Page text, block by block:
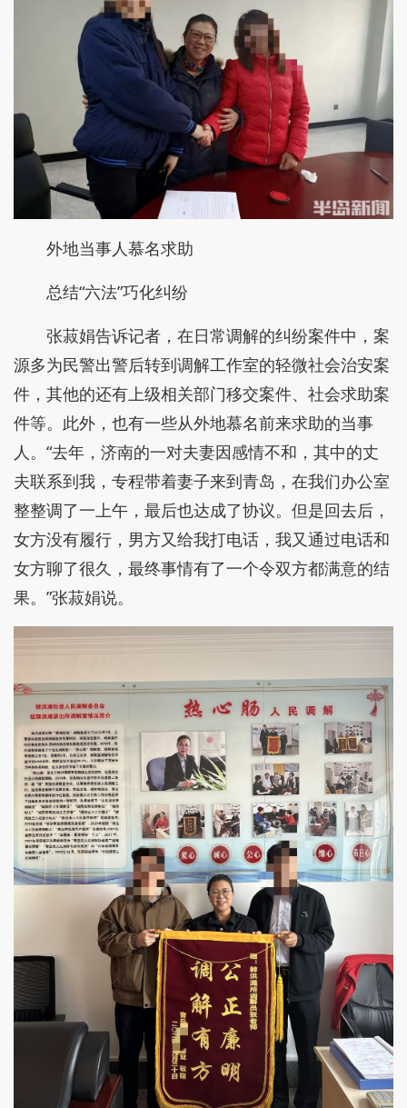
外地当事人慕名求助
总结“六法”巧化纠纷
张菽娟告诉记者，在日常调解的纠纷案件中，案
源多为民警出警后转到调解工作室的轻微社会治安案
件，其他的还有上级相关部门移交案件、社会求助案
件等。此外，也有一些从外地慕名前来求助的当事
人。“去年，济南的一对夫妻因感情不和，其中的丈
夫联系到我，专程带着妻子来到青岛，在我们办公室
整整调了一上午，最后也达成了协议。但是回去后，
女方没有履行，男方又给我打电话，我又通过电话和
女方聊了很久，最终事情有了一个令双方都满意的结
果。”张菽娟说。